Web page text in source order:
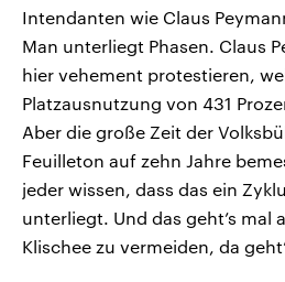
Intendanten wie Claus
Man unterliegt Phasen. Claus
hier vehement protestieren,
Platzausnutzung von 431
Aber die große Zeit der
Feuilleton auf zehn Jahre
jeder wissen, dass das ein
unterliegt. Und das geht’s mal
Klischee zu vermeiden, da